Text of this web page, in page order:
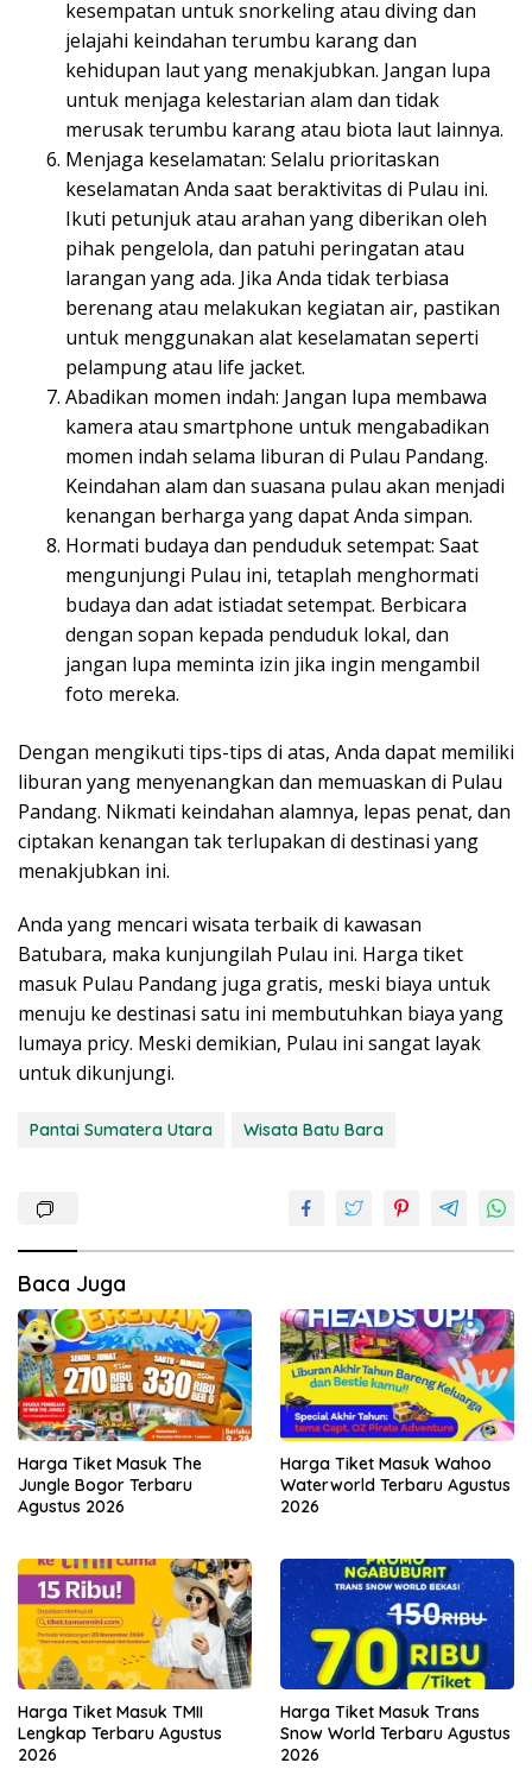
kesempatan untuk snorkeling atau diving dan
jelajahi keindahan terumbu karang dan
kehidupan laut yang menakjubkan. Jangan lupa
untuk menjaga kelestarian alam dan tidak
merusak terumbu karang atau biota laut lainnya.
Menjaga keselamatan: Selalu prioritaskan
keselamatan Anda saat beraktivitas di Pulau ini.
Ikuti petunjuk atau arahan yang diberikan oleh
pihak pengelola, dan patuhi peringatan atau
larangan yang ada. Jika Anda tidak terbiasa
berenang atau melakukan kegiatan air, pastikan
untuk menggunakan alat keselamatan seperti
pelampung atau life jacket.
Abadikan momen indah: Jangan lupa membawa
kamera atau smartphone untuk mengabadikan
momen indah selama liburan di Pulau Pandang.
Keindahan alam dan suasana pulau akan menjadi
kenangan berharga yang dapat Anda simpan.
Hormati budaya dan penduduk setempat: Saat
mengunjungi Pulau ini, tetaplah menghormati
budaya dan adat istiadat setempat. Berbicara
dengan sopan kepada penduduk lokal, dan
jangan lupa meminta izin jika ingin mengambil
foto mereka.
Dengan mengikuti tips-tips di atas, Anda dapat memiliki
liburan yang menyenangkan dan memuaskan di Pulau
Pandang. Nikmati keindahan alamnya, lepas penat, dan
ciptakan kenangan tak terlupakan di destinasi yang
menakjubkan ini.
Anda yang mencari wisata terbaik di kawasan
Batubara, maka kunjungilah Pulau ini. Harga tiket
masuk Pulau Pandang juga gratis, meski biaya untuk
menuju ke destinasi satu ini membutuhkan biaya yang
lumaya pricy. Meski demikian, Pulau ini sangat layak
untuk dikunjungi.
Pantai Sumatera Utara Wisata Batu Bara
Baca Juga
Harga Tiket Masuk The
Jungle Bogor Terbaru
Agustus 2026
Harga Tiket Masuk Wahoo
Waterworld Terbaru Agustus
2026
Harga Tiket Masuk TMII
Lengkap Terbaru Agustus
2026
Harga Tiket Masuk Trans
Snow World Terbaru Agustus
2026